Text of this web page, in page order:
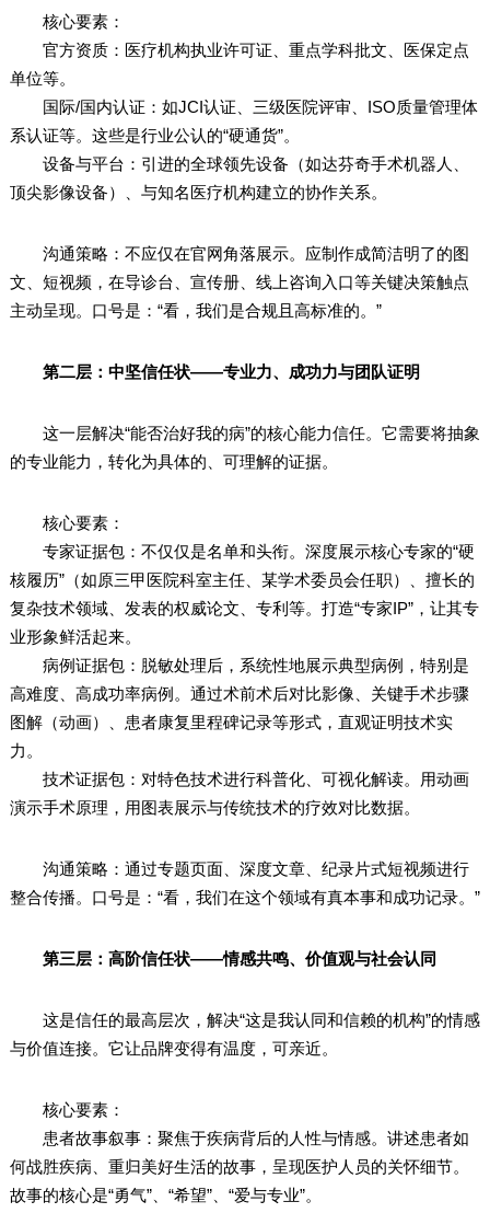
核心要素：
官方资质：医疗机构执业许可证、重点学科批文、医保定点
单位等。
国际/国内认证：如JCI认证、三级医院评审、ISO质量管理体
系认证等。这些是行业公认的“硬通货”。
设备与平台：引进的全球领先设备（如达芬奇手术机器人、
顶尖影像设备）、与知名医疗机构建立的协作关系。
沟通策略：不应仅在官网角落展示。应制作成简洁明了的图
文、短视频，在导诊台、宣传册、线上咨询入口等关键决策触点
主动呈现。口号是：“看，我们是合规且高标准的。”
第二层：中坚信任状——专业力、成功力与团队证明
这一层解决“能否治好我的病”的核心能力信任。它需要将抽象
的专业能力，转化为具体的、可理解的证据。
核心要素：
专家证据包：不仅仅是名单和头衔。深度展示核心专家的“硬
核履历”（如原三甲医院科室主任、某学术委员会任职）、擅长的
复杂技术领域、发表的权威论文、专利等。打造“专家IP”，让其专
业形象鲜活起来。
病例证据包：脱敏处理后，系统性地展示典型病例，特别是
高难度、高成功率病例。通过术前术后对比影像、关键手术步骤
图解（动画）、患者康复里程碑记录等形式，直观证明技术实
力。
技术证据包：对特色技术进行科普化、可视化解读。用动画
演示手术原理，用图表展示与传统技术的疗效对比数据。
沟通策略：通过专题页面、深度文章、纪录片式短视频进行
整合传播。口号是：“看，我们在这个领域有真本事和成功记录。”
第三层：高阶信任状——情感共鸣、价值观与社会认同
这是信任的最高层次，解决“这是我认同和信赖的机构”的情感
与价值连接。它让品牌变得有温度，可亲近。
核心要素：
患者故事叙事：聚焦于疾病背后的人性与情感。讲述患者如
何战胜疾病、重归美好生活的故事，呈现医护人员的关怀细节。
故事的核心是“勇气”、“希望”、“爱与专业”。